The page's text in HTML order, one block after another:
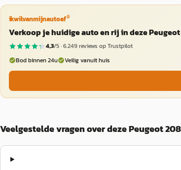
ikwilvanmijnautoaf®
Verkoop je huidige auto en rij in deze
4,3/5 ·6.249reviews op Trustpilot
Bod binnen 24u
Veilig vanuit huis
Veelgestelde vragen over deze Peugeot 208